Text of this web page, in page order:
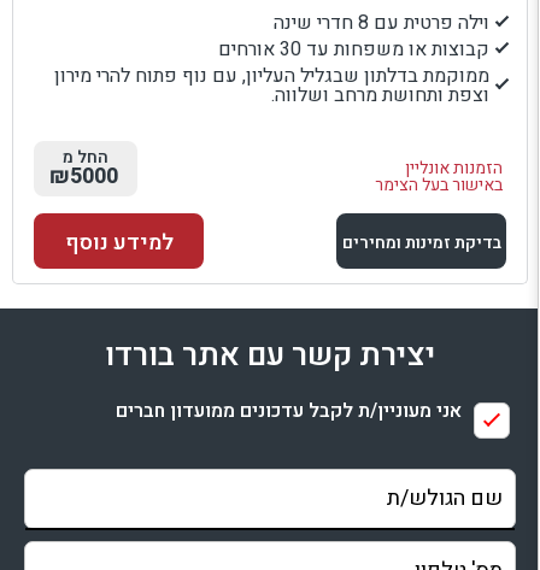
וילה פרטית עם 8 חדרי שינה
קבוצות או משפחות עד 30 אורחים
ממוקמת בדלתון שבגליל העליון, עם נוף פתוח להרי מירון
וצפת ותחושת מרחב ושלווה.
הזמנות אונליין
באישור בעל הצימר
החל מ
₪5000
בדיקת זמינות ומחירים
למתחם זה
בדיקת זמינות ומחירים
למידע נוסף
יצירת קשר עם אתר בורדו
אני מעוניין/ת לקבל עדכונים ממועדון חברים